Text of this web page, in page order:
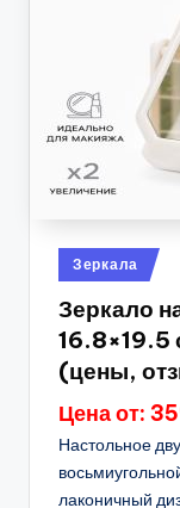
Опубликовано
в
Зеркала
Зеркало
16.8×19.5
(цены,
Цена от:
Настольное
лаконичный